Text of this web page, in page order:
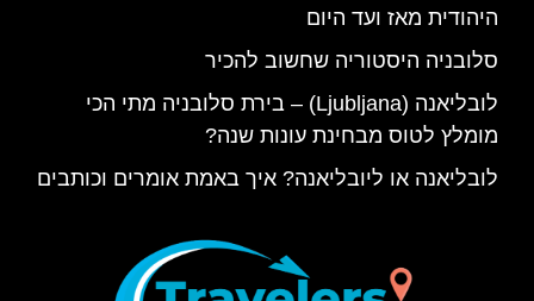
היהודית מאז ועד היום
סלובניה היסטוריה שחשוב להכיר
לובליאנה (Ljubljana) – בירת סלובניה מתי הכי
מומלץ לטוס מבחינת עונות שנה?
לובליאנה או ליובליאנה? איך באמת אומרים וכותבים